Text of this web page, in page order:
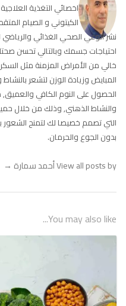
اخصائي التغذية
الكيتوني و الصيام
نشر الوعي الصحي الغذائي
احتياجات جسمك وبالتالي تحسن
خالي من الأمراض المزمنة مثل
المبايض وزيادة الوزن لتشعر
الحصول على النوم الكافي والعميق,
والنشاط الذهني, وذلك من خلال
التي تصمم خصيصا لك لتمنح الشعور
بدون الجوع والحرمان.
View all posts by أحمد سمارة →
You may also like...